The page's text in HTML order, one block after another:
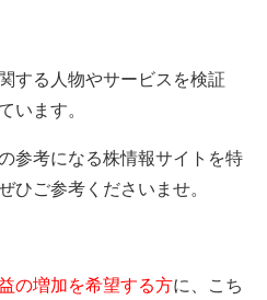
する人物やサービスを検証
います。
参考になる株情報サイトを特
ひご参考くださいませ。
の増加を希望する方に、こち